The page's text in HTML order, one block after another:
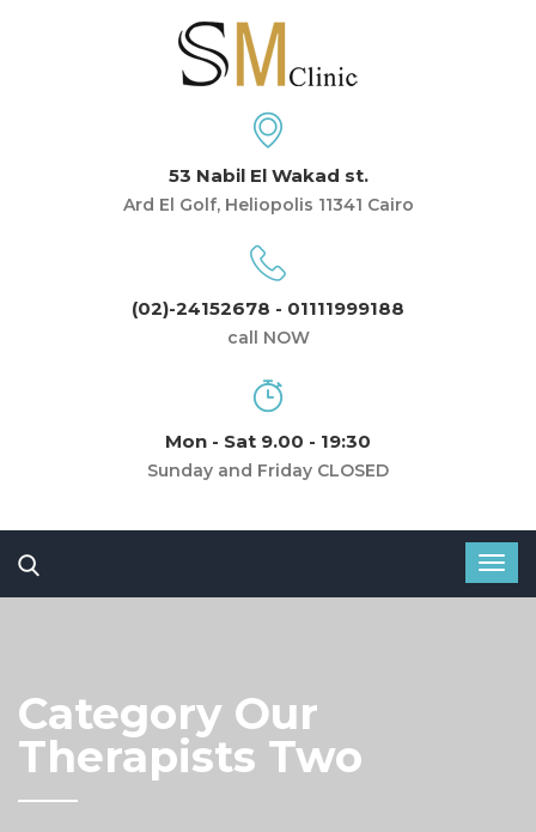
53 Nabil El Wakad st.
Ard El Golf, Heliopolis 11341 Cairo
(02)-24152678 - 01111999188
call NOW
Mon - Sat 9.00 - 19:30
Sunday and Friday CLOSED
Category Our
Therapists Two